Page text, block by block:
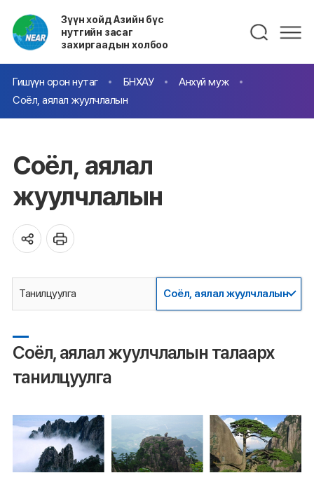
Зүүн хойд Азийн бүс
нутгийн засаг
захиргаадын холбоо
Гишүүн орон нутаг БНХАУ
Анхүй муж
Соёл, аялал жуулчлалын
Соёл, аялал
жуулчлалын
Танилцуулга Соёл, аялал жуулчлалын
Соёл, аялал жуулчлалын талаарх
танилцуулга